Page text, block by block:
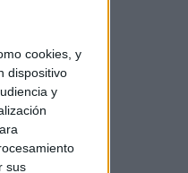
cookies, y
dispositivo
y
sus